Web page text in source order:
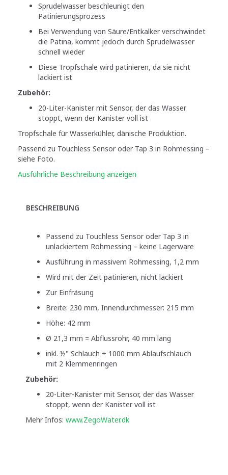
Sprudelwasser beschleunigt den
Patinierungsprozess
Bei Verwendung von Säure/Entkalker verschwindet
die Patina, kommt jedoch durch Sprudelwasser
schnell wieder
Diese Tropfschale wird patinieren, da sie nicht
lackiert ist
Zubehör:
20-Liter-Kanister mit Sensor, der das Wasser
stoppt, wenn der Kanister voll ist
Tropfschale für Wasserkühler, dänische Produktion.
Passend zu Touchless Sensor oder Tap 3 in Rohmessing –
siehe Foto.
Ausführliche Beschreibung anzeigen
BESCHREIBUNG
Passend zu Touchless Sensor oder Tap 3 in
unlackiertem Rohmessing – keine Lagerware
Ausführung in massivem Rohmessing, 1,2 mm
Wird mit der Zeit patinieren, nicht lackiert
Zur Einfräsung
Breite: 230 mm, Innendurchmesser: 215 mm
Höhe: 42 mm
Ø 21,3 mm = Abflussrohr, 40 mm lang
inkl. ½" Schlauch + 1000 mm Ablaufschlauch
mit 2 Klemmenringen
Zubehör:
20-Liter-Kanister mit Sensor, der das Wasser
stoppt, wenn der Kanister voll ist
Mehr Infos: www.ZegoWater.dk